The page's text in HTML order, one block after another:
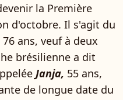
la Première
d'octobre. Il s'agit du
ans, veuf à deux
brésilienne a dit
Janja, 55 ans,
de longue date du